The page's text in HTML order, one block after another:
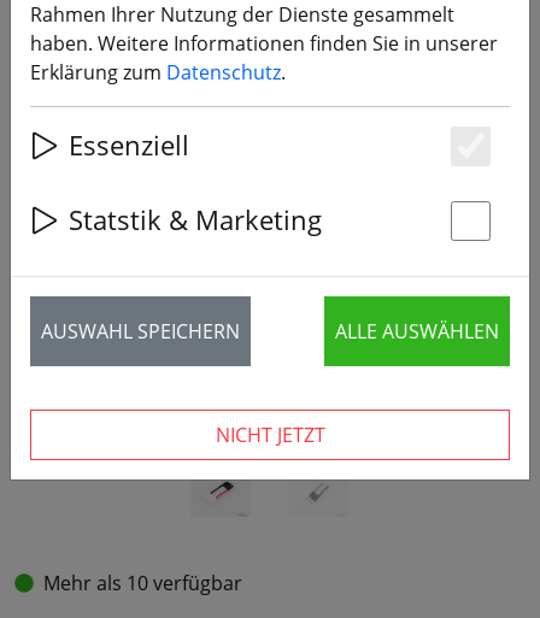
‹
Mehr als 10 verfügbar
Rahmen Ihrer Nutzung der Dienste gesammelt
haben. Weitere Informationen finden Sie in unserer
Erklärung zum Datenschutz.
Essenziell
Statstik & Marketing
AUSWAHL SPEICHERN ALLE AUSWÄHLEN
NICHT JETZT